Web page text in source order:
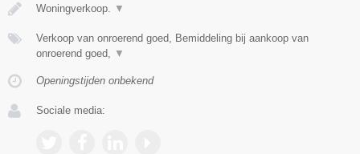
Woningverkoop. ▼
Verkoop van onroerend goed, Bemiddeling bij aankoop van
onroerend goed, ▼
Openingstijden onbekend
Sociale media: